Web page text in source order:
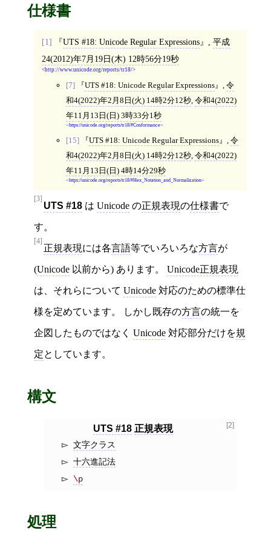
仕様書
[1] UTS #18: Unicode Regular Expressions
平成
24(2012)年7月19日(木) 12時56分19秒
http://www.unicode.org/reports/tr18/
[7] UTS #18: Unicode Regular Expressions , 令
和4(2022)年2月8日(火) 14時2分12秒, 令和4(2022)
年11月13日(日) 3時33分1秒
https://unicode.org/reports/tr18/#Conformance
[15] UTS #18: Unicode Regular Expressions
令
和4(2022)年2月8日(火) 14時2分12秒, 令和4(2022)
年11月13日(日) 4時14分29秒
https://unicode.org/reports/tr18/#Hex_Notation_and_Normalization
[3]
UTS #18 は Unicode の正規表現の仕様書で
す。
[4]
正規表現には各言語等でいろいろな方言が
(Unicode 以前から) あります。 Unicode正規表現
は、それらについて Unicode 対応のための標準仕
様を定めています。 しかし既存の方言の統一を
企図したものではなく Unicode 対応部分だけを規
定としています。
構文
[2]
UTS #18 正規表現
文字クラス
十六進記法
\p
処理